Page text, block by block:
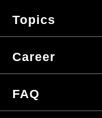
Topics
Career
FAQ